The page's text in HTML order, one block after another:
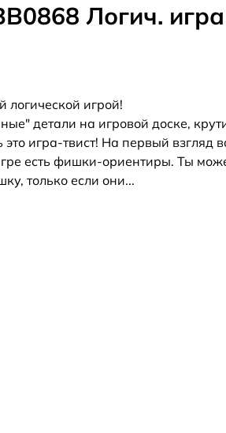
Логич. игра
логической игрой!
детали на игровой доске,
это игра-твист! На первый взгляд
есть фишки-ориентиры. Ты
только если они...